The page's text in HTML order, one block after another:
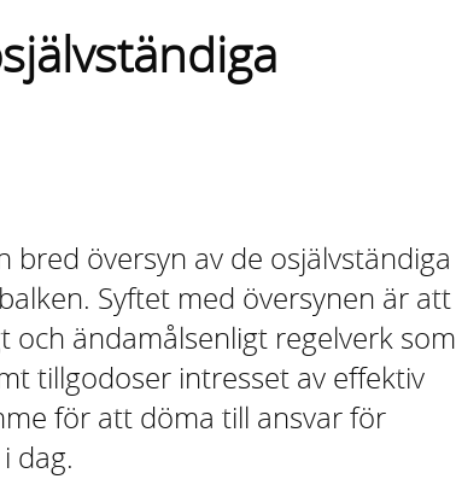
bred översyn av de osjälvständiga
Syftet med översynen är att
ändamålsenligt regelverk som
tillgodoser intresset av effektiv
för att döma till ansvar för
dag.